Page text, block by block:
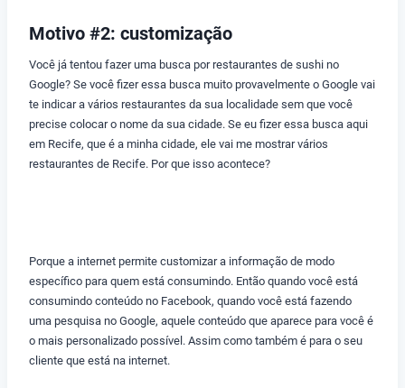
Motivo #2: customização
Você já tentou fazer uma busca por restaurantes de sushi no
Google? Se você fizer essa busca muito provavelmente o Google vai
te indicar a vários restaurantes da sua localidade sem que você
precise colocar o nome da sua cidade. Se eu fizer essa busca aqui
em Recife, que é a minha cidade, ele vai me mostrar vários
restaurantes de Recife. Por que isso acontece?
Porque a internet permite customizar a informação de modo
específico para quem está consumindo. Então quando você está
consumindo conteúdo no Facebook, quando você está fazendo
uma pesquisa no Google, aquele conteúdo que aparece para você é
o mais personalizado possível. Assim como também é para o seu
cliente que está na internet.